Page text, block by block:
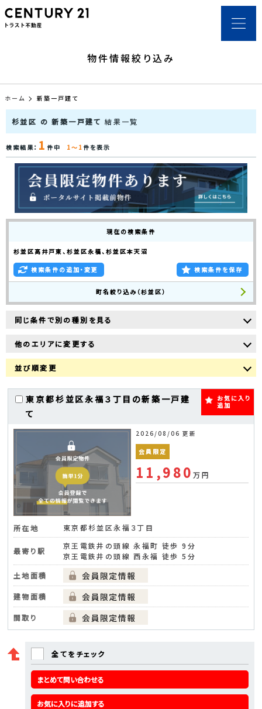
物件情報絞り込み
ホーム 新築一戸建て
杉並区 の 新築一戸建て結果一覧
検索結果： 1 件中 1～1件を表示
現在の検索条件
杉並区高井戸東、杉並区永福、杉並区本天沼
検索条件の追加・変更 検索条件を保存
町名絞り込み（杉並区）
同じ条件で別の種別を見る
他のエリアに変更する
並び順変更
東京都杉並区永福３丁目の新築一戸建
て
お気に入り
追加
2026/08/06 更新
会員限定
11,980万円
所在地 東京都杉並区永福３丁目
最寄り駅
京王電鉄井の頭線 永福町 徒歩 9分
京王電鉄井の頭線 西永福 徒歩 5分
土地面積
建物面積
間取り
全てをチェック
まとめて問い合わせる
お気に入りに追加する